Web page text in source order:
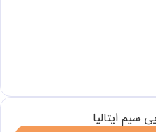
سیم ایتالیا